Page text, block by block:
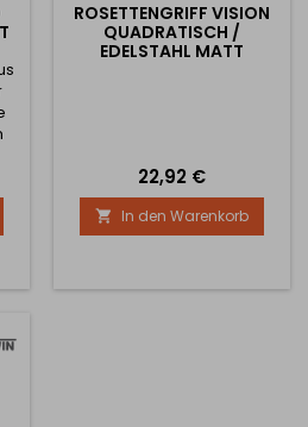
ROSETTENGRIFF VISION
QUADRATISCH /
EDELSTAHL MATT
Preis
22,92 €
 In den Warenkorb